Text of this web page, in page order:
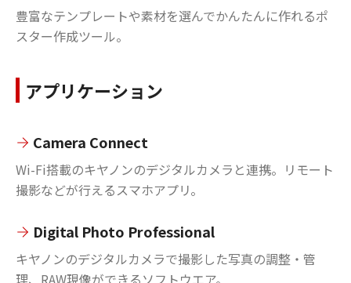
豊富なテンプレートや素材を選んでかんたんに作れるポ
スター作成ツール。
アプリケーション
Camera Connect
Wi-Fi搭載のキヤノンのデジタルカメラと連携。リモート
撮影などが行えるスマホアプリ。
Digital Photo Professional
キヤノンのデジタルカメラで撮影した写真の調整・管
理、RAW現像ができるソフトウエア。